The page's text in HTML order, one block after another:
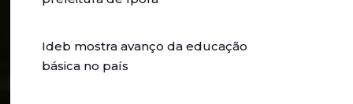
Ideb mostra avanço da educação
básica no país